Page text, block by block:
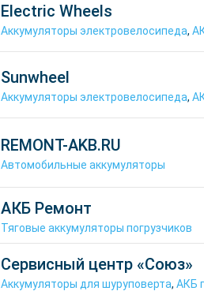
Electric Wheels
Аккумуляторы электровелосипеда,
Sunwheel
Аккумуляторы электровелосипеда,
REMONT-AKB.RU
Автомобильные аккумуляторы
АКБ Ремонт
Тяговые аккумуляторы погрузчиков
Сервисный центр «Союз»
Аккумуляторы для шуруповерта, АКБ